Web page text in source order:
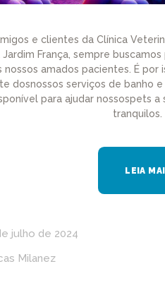
e clientes da Clínica
Jardim França, sempre
nossos amados pacientes. É
dosnossos serviços de banho
para ajudar nossospets
tranquilos.
LEIA
julho de 2024
Milanez